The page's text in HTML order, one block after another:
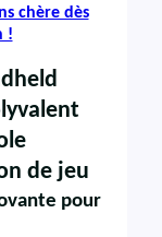
chère dès
!
de jeu
pour